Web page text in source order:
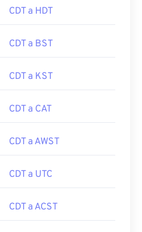
CDT a HDT
CDT a BST
CDT a KST
CDT a CAT
CDT a AWST
CDT a UTC
CDT a ACST